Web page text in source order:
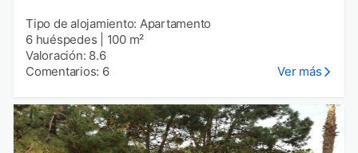
Tipo de alojamiento: Apartamento
6 huéspedes
100 m²
Valoración: 8.6
Comentarios: 6
Ver más